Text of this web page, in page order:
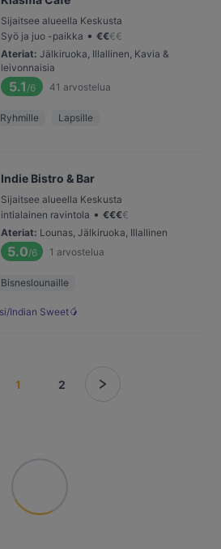
Sijaitsee alueella Keskusta
Syö ja juo -paikka • €€€€
Ateriat: Jälkiruoka, Illallinen, Kavia &
leivonnaisia
5.1 /6 41 arvostelua
Ryhmille Lapsille
Indie Bistro & Bar
Sijaitsee alueella Keskusta
intialainen ravintola • €€€€
Ateriat: Lounas, Jälkiruoka, Illallinen
5.0/6 1 arvostelua
Bisneslounaille
Indian Sweet🥭
1 2